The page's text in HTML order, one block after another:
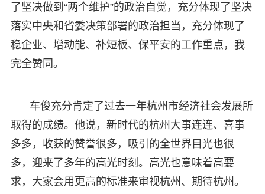
了坚决做到“两个维护”的政治自觉，充分体现了坚决
落实中央和省委决策部署的政治担当，充分体现了
稳企业、增动能、补短板、保平安的工作重点，我
完全赞同。
车俊充分肯定了过去一年杭州市经济社会发展所
取得的成绩。他说，新时代的杭州大事连连、喜事
多多，收获的赞誉很多，吸引的全世界目光也很
多，迎来了多年的高光时刻。高光也意味着高要
求，大家会用更高的标准来审视杭州、期待杭州。